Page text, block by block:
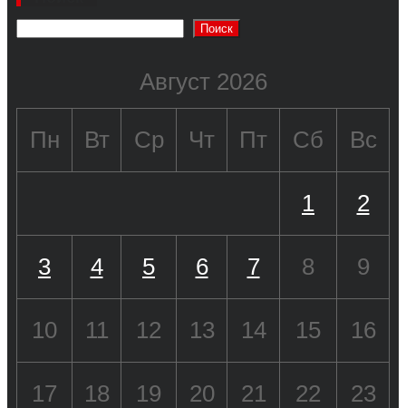
Поиск
Август 2026
Пн Вт Ср Чт Пт Сб Вс
1 2
3 4 5 6 7 8 9
10 11 12 13 14 15 16
17 18 19 20 21 22 23